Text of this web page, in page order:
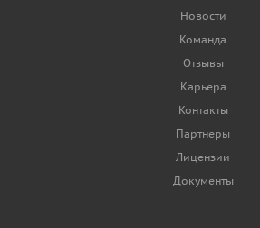
Новости
Команда
Отзывы
Карьера
Контакты
Партнеры
Лицензии
Документы